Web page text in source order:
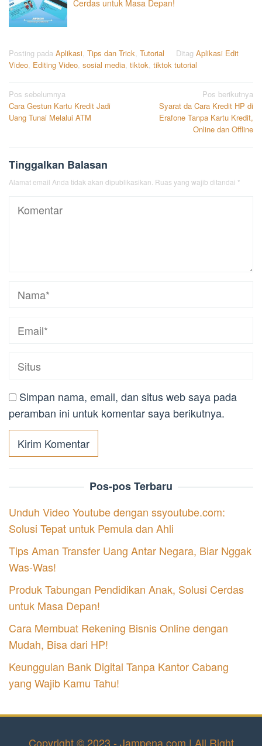
Cerdas untuk Masa Depan!
Posting pada Aplikasi Tips dan Trick Tutorial Ditag Aplikasi Edit
Video Editing Video sosial media tiktok tiktok tutorial
Navigasi
pos
Pos sebelumnya
Cara Gestun Kartu Kredit Jadi
Uang Tunai Melalui ATM
Pos berikutnya
Syarat da Cara Kredit HP di
Erafone Tanpa Kartu Kredit,
Online dan Offline
Tinggalkan Balasan
Alamat email Anda tidak akan dipublikasikan. Ruas yang wajib ditandai *
Simpan nama, email, dan situs web saya pada
peramban ini untuk komentar saya berikutnya.
Pos-pos Terbaru
Unduh Video Youtube dengan ssyoutube.com:
Solusi Tepat untuk Pemula dan Ahli
Tips Aman Transfer Uang Antar Negara, Biar Nggak
Was-Was!
Produk Tabungan Pendidikan Anak, Solusi Cerdas
untuk Masa Depan!
Cara Membuat Rekening Bisnis Online dengan
Mudah, Bisa dari HP!
Keunggulan Bank Digital Tanpa Kantor Cabang
yang Wajib Kamu Tahu!
Copyright © 2023 - Jampena.com | All Right